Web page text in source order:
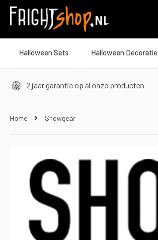
Halloween Sets Halloween Decoratie
2 jaar garantie op al onze producten
Home Showgear